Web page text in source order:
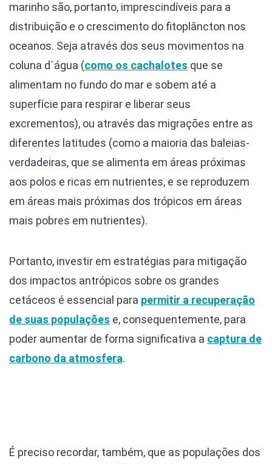
marinho são, portanto, imprescindíveis para a
distribuição e o crescimento do fitoplâncton nos
oceanos. Seja através dos seus movimentos na
coluna d´água (como os cachalotes que se
alimentam no fundo do mar e sobem até a
superfície para respirar e liberar seus
excrementos), ou através das migrações entre as
diferentes latitudes (como a maioria das baleias-
verdadeiras, que se alimenta em áreas próximas
aos polos e ricas em nutrientes, e se reproduzem
em áreas mais próximas dos trópicos em áreas
mais pobres em nutrientes).
Portanto, investir em estratégias para mitigação
dos impactos antrópicos sobre os grandes
cetáceos é essencial para permitir a recuperação
de suas populações e, consequentemente, para
poder aumentar de forma significativa a captura de
carbono da atmosfera.
É preciso recordar, também, que as populações dos